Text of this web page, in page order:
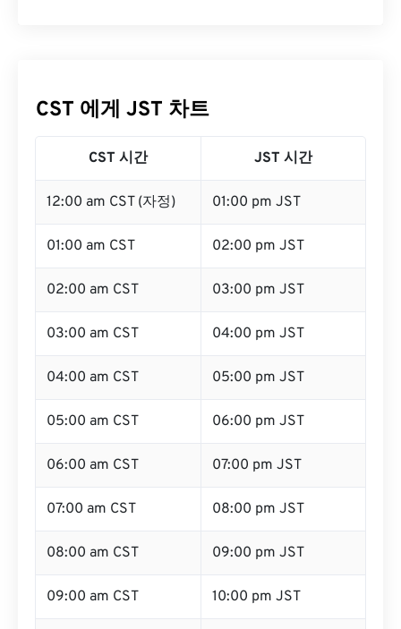
CST 에게 JST 차트
CST 시간 JST 시간
12:00 am CST (자정) 01:00 pm JST
01:00 am CST 02:00 pm JST
02:00 am CST 03:00 pm JST
03:00 am CST 04:00 pm JST
04:00 am CST 05:00 pm JST
05:00 am CST 06:00 pm JST
06:00 am CST 07:00 pm JST
07:00 am CST 08:00 pm JST
08:00 am CST 09:00 pm JST
09:00 am CST 10:00 pm JST